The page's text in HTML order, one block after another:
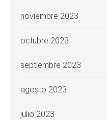
noviembre 2023
octubre 2023
septiembre 2023
agosto 2023
julio 2023